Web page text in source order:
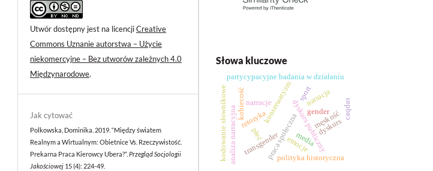
Utwór dostępny jest na licencjiCreative
Commons Uznanie autorstwa – Użycie
niekomercyjne – Bez utworów zależnych 4.0
Międzynarodowe.
Jak cytować
Polkowska, Dominika. 2019. “Między światem
Realnym a Wirtualnym: Obietnice Vs. Rzeczywistość.
Prekarna Praca Kierowcy Ubera?”.Przegląd Socjologii
Jakościowej 15 (4): 224-49.
Słowa kluczowe
konserwatyzmdyskurs publiczny
retoryka
narracje
media
partycypacyjne badania w działaniu
narracja
praca społeczna męskość
kobiecość
płeć
gender
transgender
sport
polityka historyczna
dyskurs
analiza narracyjna caqdas
kodowanie słownikowe emocje